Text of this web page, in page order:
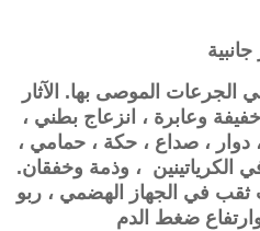
جانبية
الجرعات الموصى بها. الآثار
خفيفة وعابرة ، انزعاج بطني ،
، صداع ، حكة ، حمامي ،
، وذمة وخفقان.
في الجهاز الهضمي ، ربو
ضغط الدم